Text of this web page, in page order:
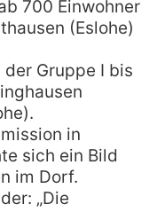
700 Einwohner
(Eslohe)
Gruppe I bis
in
sich ein Bild
im Dorf.
„Die